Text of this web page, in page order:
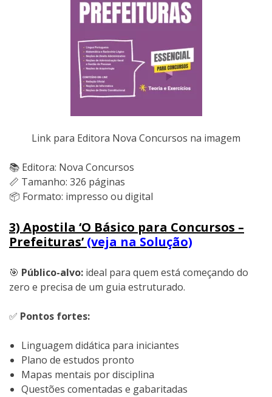
Link para Editora Nova Concursos na imagem
📚 Editora: Nova Concursos
📏 Tamanho: 326 páginas
📦 Formato: impresso ou digital
3) Apostila ‘O Básico para Concursos –
Prefeituras’ (veja na Solução)
🎯 Público-alvo: ideal para quem está começando do
zero e precisa de um guia estruturado.
✅ Pontos fortes:
Linguagem didática para iniciantes
Plano de estudos pronto
Mapas mentais por disciplina
Questões comentadas e gabaritadas